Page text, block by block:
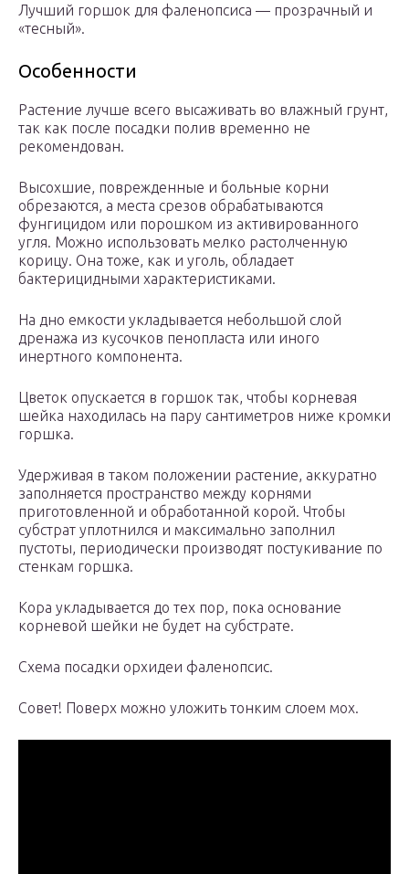
Лучший горшок для фаленопсиса — прозрачный и
«тесный».
Особенности
Растение лучше всего высаживать во влажный грунт,
так как после посадки полив временно не
рекомендован.
Высохшие, поврежденные и больные корни
обрезаются, а места срезов обрабатываются
фунгицидом или порошком из активированного
угля. Можно использовать мелко растолченную
корицу. Она тоже, как и уголь, обладает
бактерицидными характеристиками.
На дно емкости укладывается небольшой слой
дренажа из кусочков пенопласта или иного
инертного компонента.
Цветок опускается в горшок так, чтобы корневая
шейка находилась на пару сантиметров ниже кромки
горшка.
Удерживая в таком положении растение, аккуратно
заполняется пространство между корнями
приготовленной и обработанной корой. Чтобы
субстрат уплотнился и максимально заполнил
пустоты, периодически производят постукивание по
стенкам горшка.
Кора укладывается до тех пор, пока основание
корневой шейки не будет на субстрате.
Схема посадки орхидеи фаленопсис.
Совет! Поверх можно уложить тонким слоем мох.